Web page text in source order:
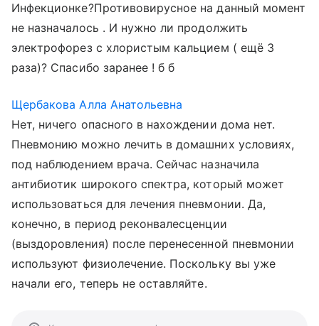
Инфекционке?Противовирусное на данный момент
не назначалось . И нужно ли продолжить
электрофорез с хлористым кальцием ( ещё 3
раза)? Спасибо заранее ! б б
Щербакова Алла Анатольевна
Нет, ничего опасного в нахождении дома нет.
Пневмонию можно лечить в домашних условиях,
под наблюдением врача. Сейчас назначила
антибиотик широкого спектра, который может
использоваться для лечения пневмонии. Да,
конечно, в период реконвалесценции
(выздоровления) после перенесенной пневмонии
используют физиолечение. Поскольку вы уже
начали его, теперь не оставляйте.